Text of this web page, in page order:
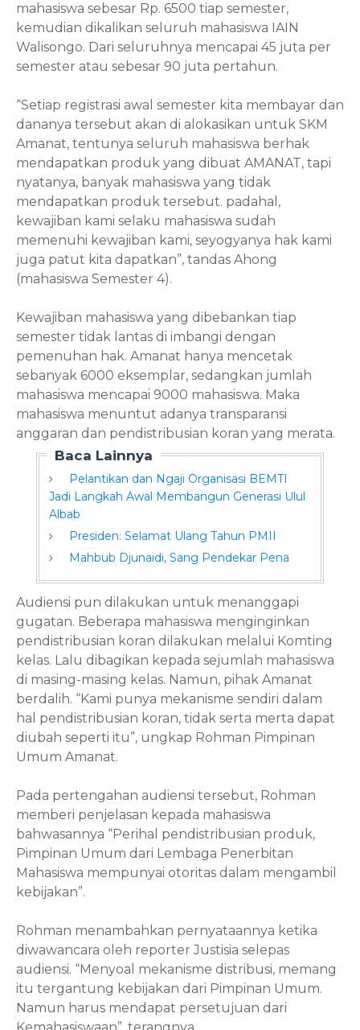
mahasiswa sebesar Rp. 6500 tiap semester,
kemudian dikalikan seluruh mahasiswa IAIN
Walisongo. Dari seluruhnya mencapai 45 juta per
semester atau sebesar 90 juta pertahun.
“Setiap registrasi awal semester kita membayar dan
dananya tersebut akan di alokasikan untuk SKM
Amanat, tentunya seluruh mahasiswa berhak
mendapatkan produk yang dibuat AMANAT, tapi
nyatanya, banyak mahasiswa yang tidak
mendapatkan produk tersebut. padahal,
kewajiban kami selaku mahasiswa sudah
memenuhi kewajiban kami, seyogyanya hak kami
juga patut kita dapatkan”, tandas Ahong
(mahasiswa Semester 4).
Kewajiban mahasiswa yang dibebankan tiap
semester tidak lantas di imbangi dengan
pemenuhan hak. Amanat hanya mencetak
sebanyak 6000 eksemplar, sedangkan jumlah
mahasiswa mencapai 9000 mahasiswa. Maka
mahasiswa menuntut adanya transparansi
anggaran dan pendistribusian koran yang merata.
Baca Lainnya
Pelantikan dan Ngaji Organisasi BEMTI
Jadi Langkah Awal Membangun Generasi Ulul
Albab
Presiden: Selamat Ulang Tahun PMII
Mahbub Djunaidi, Sang Pendekar Pena
Audiensi pun dilakukan untuk menanggapi
gugatan. Beberapa mahasiswa menginginkan
pendistribusian koran dilakukan melalui Komting
kelas. Lalu dibagikan kepada sejumlah mahasiswa
di masing-masing kelas. Namun, pihak Amanat
berdalih. “Kami punya mekanisme sendiri dalam
hal pendistribusian koran, tidak serta merta dapat
diubah seperti itu”, ungkap Rohman Pimpinan
Umum Amanat.
Pada pertengahan audiensi tersebut, Rohman
memberi penjelasan kepada mahasiswa
bahwasannya “Perihal pendistribusian produk,
Pimpinan Umum dari Lembaga Penerbitan
Mahasiswa mempunyai otoritas dalam mengambil
kebijakan”.
Rohman menambahkan pernyataannya ketika
diwawancara oleh reporter Justisia selepas
audiensi. “Menyoal mekanisme distribusi, memang
itu tergantung kebijakan dari Pimpinan Umum.
Namun harus mendapat persetujuan dari